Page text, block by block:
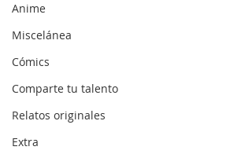
Anime
Miscelánea
Cómics
Comparte tu talento
Relatos originales
Extra